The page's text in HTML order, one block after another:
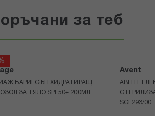
за теб
БАРИЕСЪН ХИДРАТИРАЩ
ЗА ТЯЛО SPF50+ 200МЛ
Avent
АВЕНТ
SCF293/00